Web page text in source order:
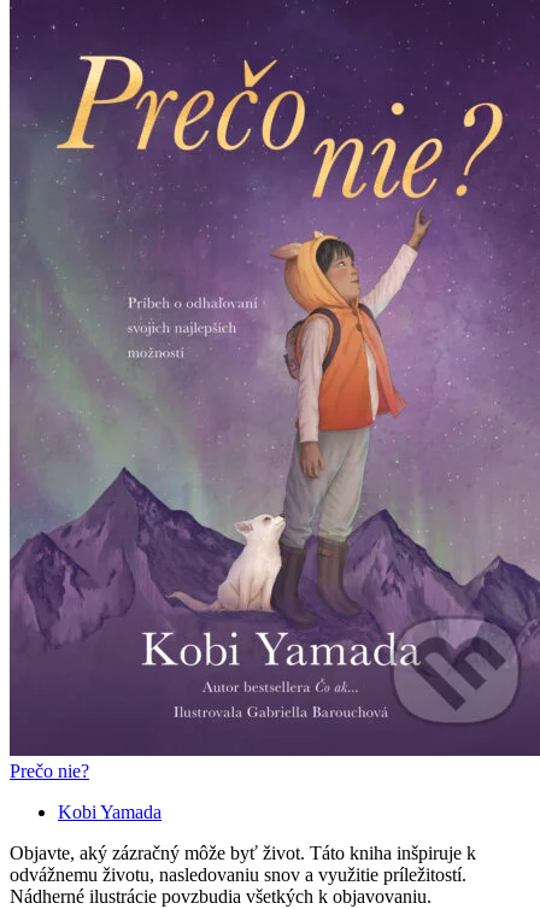
Prečo nie?
Kobi Yamada
Objavte, aký zázračný môže byť život. Táto kniha inšpiruje k
odvážnemu životu, nasledovaniu snov a využitie príležitostí.
Nádherné ilustrácie povzbudia všetkých k objavovaniu.